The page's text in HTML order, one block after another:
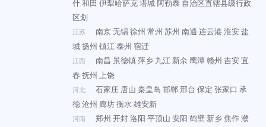
什和田 伊犁哈萨克塔城阿勒泰 自治区直辖县级行政
区划
江苏 南京无锡徐州 常州 苏州 南通 连云港淮安盐
城扬州 镇江泰州 宿迁
江西 南昌 景德镇萍乡 九江 新余鹰潭赣州 吉安宜
春 抚州 上饶
河北 石家庄 唐山 秦皇岛 邯郸邢台 保定 张家口 承
德沧州 廊坊衡水雄安新
河南 郑州 开封洛阳 平顶山 安阳 鹤壁 新乡焦作濮